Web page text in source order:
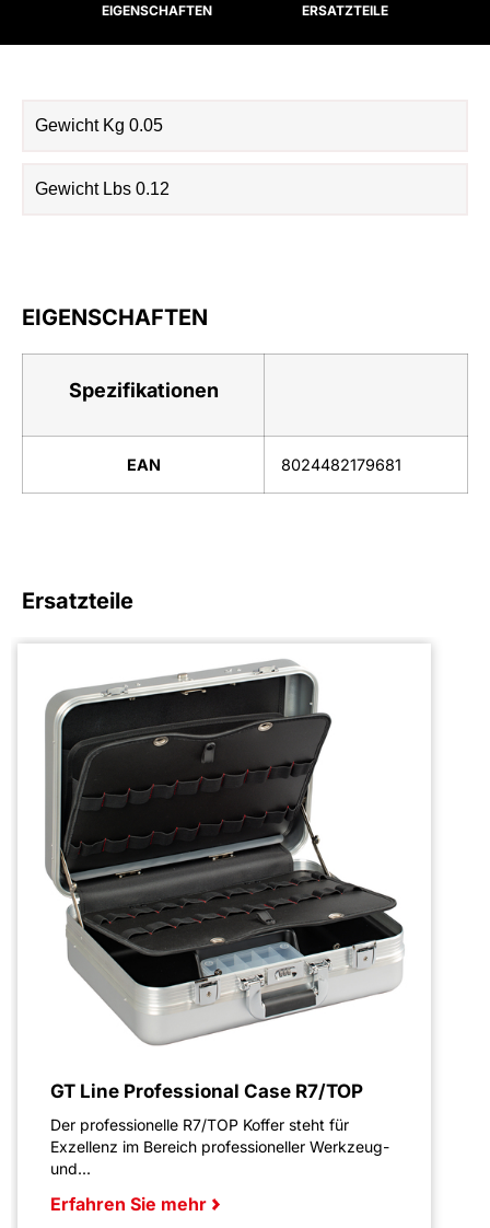
EIGENSCHAFTEN ERSATZTEILE
Gewicht Kg 0.05
Gewicht Lbs 0.12
EIGENSCHAFTEN
Spezifikationen
EAN 8024482179681
Ersatzteile
GT Line Professional Case R7/TOP
Der professionelle R7/TOP Koffer steht für
Exzellenz im Bereich professioneller Werkzeug-
und...
Erfahren Sie mehr